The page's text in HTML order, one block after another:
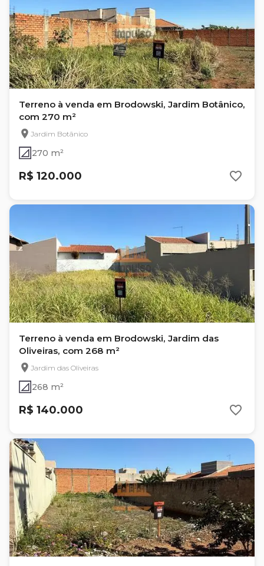
Terreno à venda em Brodowski, Jardim Botânico,
com 270 m²
Jardim Botânico
270 m²
R$ 120.000
Terreno à venda em Brodowski, Jardim das
Oliveiras, com 268 m²
Jardim das Oliveiras
268 m²
R$ 140.000